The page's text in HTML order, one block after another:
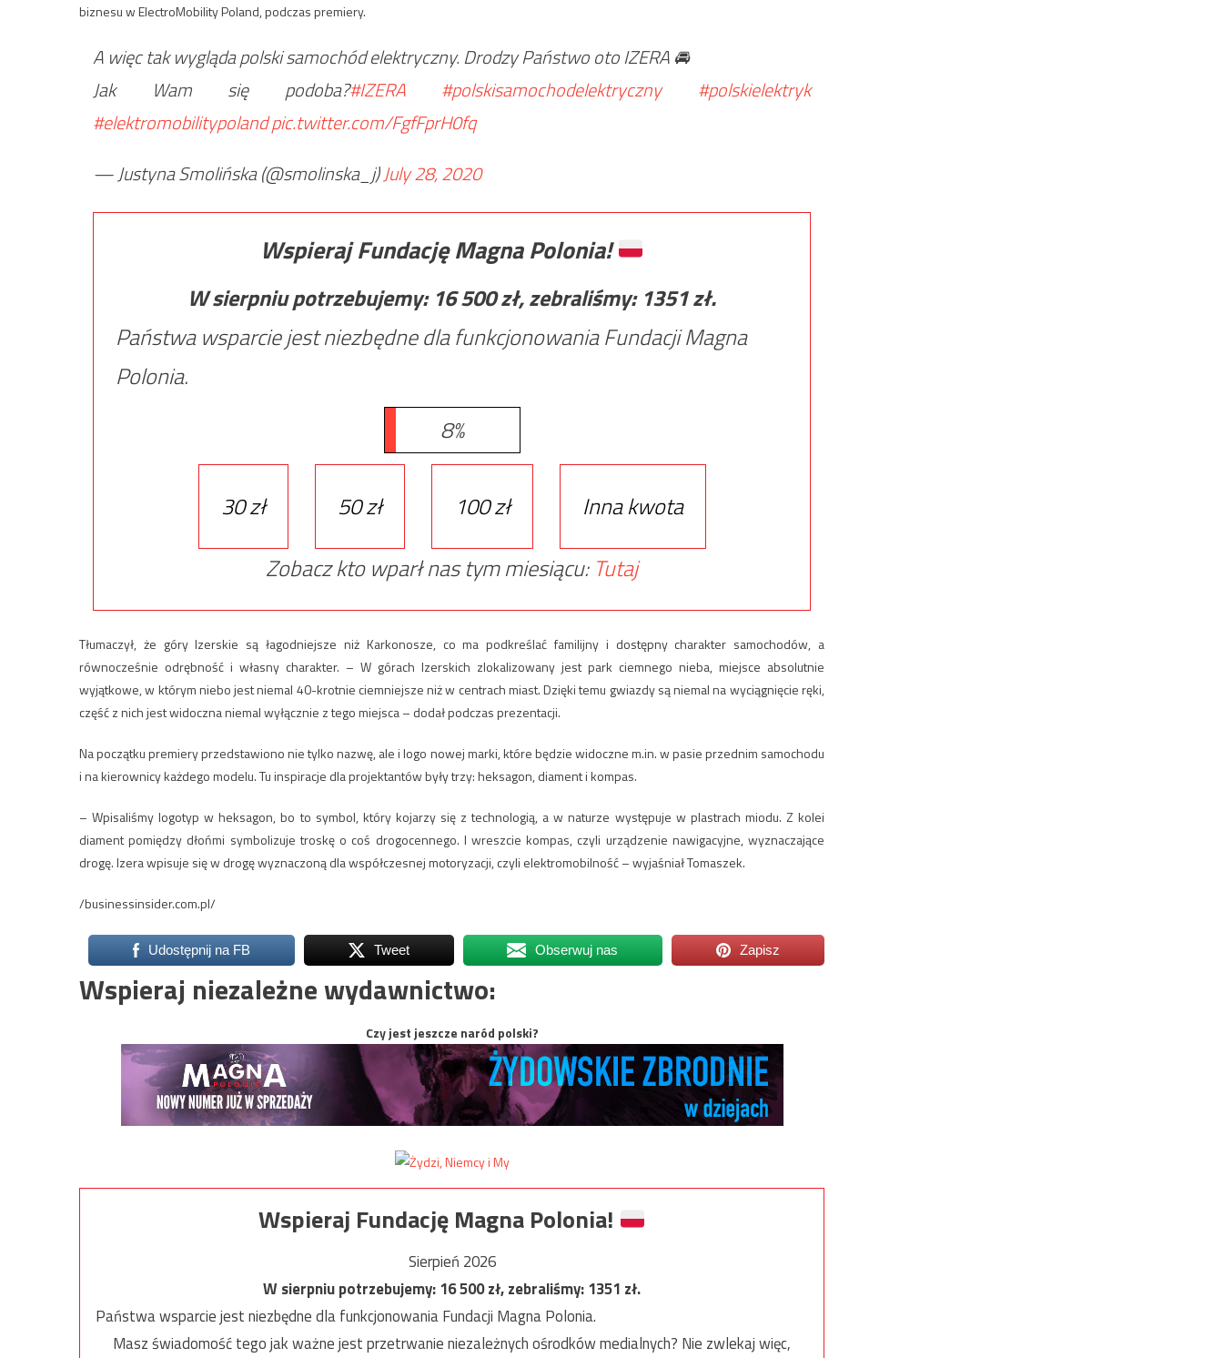
biznesu w ElectroMobility Poland, podczas premiery.
A więc tak wygląda polski samochód elektryczny. Drodzy Państwo oto IZERA 🚘
Jak Wam się podoba?#IZERA #polskisamochodelektryczny
#polskielektryk
#elektromobilitypolandpic.twitter.com/FgfFprH0fq
— Justyna Smolińska (@smolinska_j)July 28, 2020
Wspieraj Fundację Magna Polonia!
W sierpniu potrzebujemy: 16 500zł, zebraliśmy: 1351zł.
Państwa wsparcie jest niezbędne dla funkcjonowania Fundacji Magna
Polonia.
8%
30 zł 50 zł 100 zł
Inna kwota
Zobacz kto wparł nas tym miesiącu: Tutaj
Tłumaczył, że góry Izerskie są łagodniejsze niż Karkonosze, co ma podkreślać familijny i dostępny charakter samochodów, a
równocześnie odrębność i własny charakter. – W górach Izerskich zlokalizowany jest park ciemnego nieba, miejsce absolutnie
wyjątkowe, w którym niebo jest niemal 40-krotnie ciemniejsze niż w centrach miast. Dzięki temu gwiazdy są niemal na wyciągnięcie ręki,
część z nich jest widoczna niemal wyłącznie z tego miejsca – dodał podczas prezentacji.
Na początku premiery przedstawiono nie tylko nazwę, ale i logo nowej marki, które będzie widoczne m.in. w pasie przednim samochodu
i na kierownicy każdego modelu. Tu inspiracje dla projektantów były trzy: heksagon, diament i kompas.
– Wpisaliśmy logotyp w heksagon, bo to symbol, który kojarzy się z technologią, a w naturze występuje w plastrach miodu. Z kolei
diament pomiędzy dłońmi symbolizuje troskę o coś drogocennego. I wreszcie kompas, czyli urządzenie nawigacyjne, wyznaczające
drogę. Izera wpisuje się w drogę wyznaczoną dla współczesnej motoryzacji, czyli elektromobilność – wyjaśniał Tomaszek.
/businessinsider.com.pl/
Udostępnij na FB Tweet Obserwuj nas Zapisz
Wspieraj niezależne wydawnictwo:
Czy jest jeszcze naród polski?
Wspieraj Fundację Magna Polonia!
Sierpień 2026
W sierpniu potrzebujemy:16 500zł, zebraliśmy:1351 zł.
Państwa wsparcie jest niezbędne dla funkcjonowania Fundacji Magna Polonia.
Masz świadomość tego jak ważne jest przetrwanie niezależnych ośrodków medialnych? Nie zwlekaj więc,